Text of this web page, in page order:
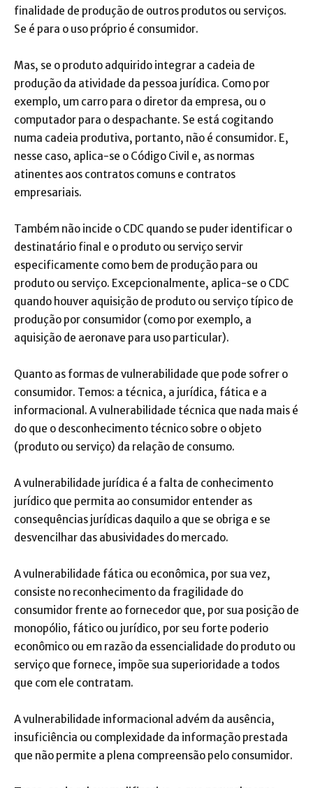
finalidade de produção de outros produtos ou serviços.
Se é para o uso próprio é consumidor.
Mas, se o produto adquirido integrar a cadeia de
produção da atividade da pessoa jurídica. Como por
exemplo, um carro para o diretor da empresa, ou o
computador para o despachante. Se está cogitando
numa cadeia produtiva, portanto, não é consumidor. E,
nesse caso, aplica-se o Código Civil e, as normas
atinentes aos contratos comuns e contratos
empresariais.
Também não incide o CDC quando se puder identificar o
destinatário final e o produto ou serviço servir
especificamente como bem de produção para ou
produto ou serviço. Excepcionalmente, aplica-se o CDC
quando houver aquisição de produto ou serviço típico de
produção por consumidor (como por exemplo, a
aquisição de aeronave para uso particular).
Quanto as formas de vulnerabilidade que pode sofrer o
consumidor. Temos: a técnica, a jurídica, fática e a
informacional. A vulnerabilidade técnica que nada mais é
do que o desconhecimento técnico sobre o objeto
(produto ou serviço) da relação de consumo.
A vulnerabilidade jurídica é a falta de conhecimento
jurídico que permita ao consumidor entender as
consequências jurídicas daquilo a que se obriga e se
desvencilhar das abusividades do mercado.
A vulnerabilidade fática ou econômica, por sua vez,
consiste no reconhecimento da fragilidade do
consumidor frente ao fornecedor que, por sua posição de
monopólio, fático ou jurídico, por seu forte poderio
econômico ou em razão da essencialidade do produto ou
serviço que fornece, impõe sua superioridade a todos
que com ele contratam.
A vulnerabilidade informacional advém da ausência,
insuficiência ou complexidade da informação prestada
que não permite a plena compreensão pelo consumidor.